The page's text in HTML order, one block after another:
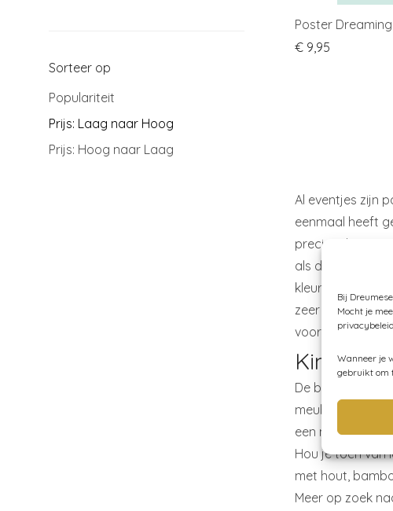
Bij
Mocht je
Wanneer je
gebruikt om
Sorteer op
Populariteit
Prijs: Laag naar Hoog
Prijs: Hoog naar Laag
Poster
€9,95
Al eventjes zijn
eenmaal heeft
precies datgene
als de
kleurstelling om
zeer geschikt
voor een
De basis van
meubeltjes of
een mooie
Hou je toch van
met hout,
Meer op zoek